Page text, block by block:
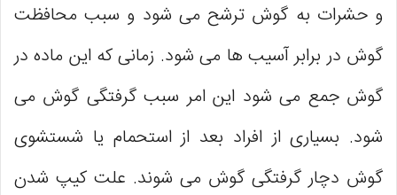
و حشرات به گوش ترشح می ‌شود و سبب محافظت
گوش در برابر آسیب ‌ها می شود. زمانی که این ماده در
گوش جمع می شود این امر سبب گرفتگی گوش می
شود. بسیاری از افراد بعد از استحمام یا شستشوی
گوش دچار گرفتگی گوش می شوند. علت کیپ شدن